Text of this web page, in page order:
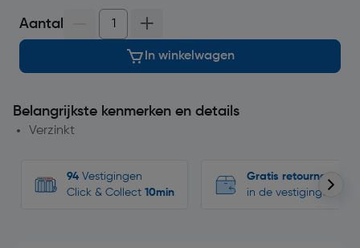
Aantal
In winkelwagen
Belangrijkste kenmerken en details
Verzinkt
94 Vestigingen
Click & Collect 10min
Gratis retourneren
in de vestigingen